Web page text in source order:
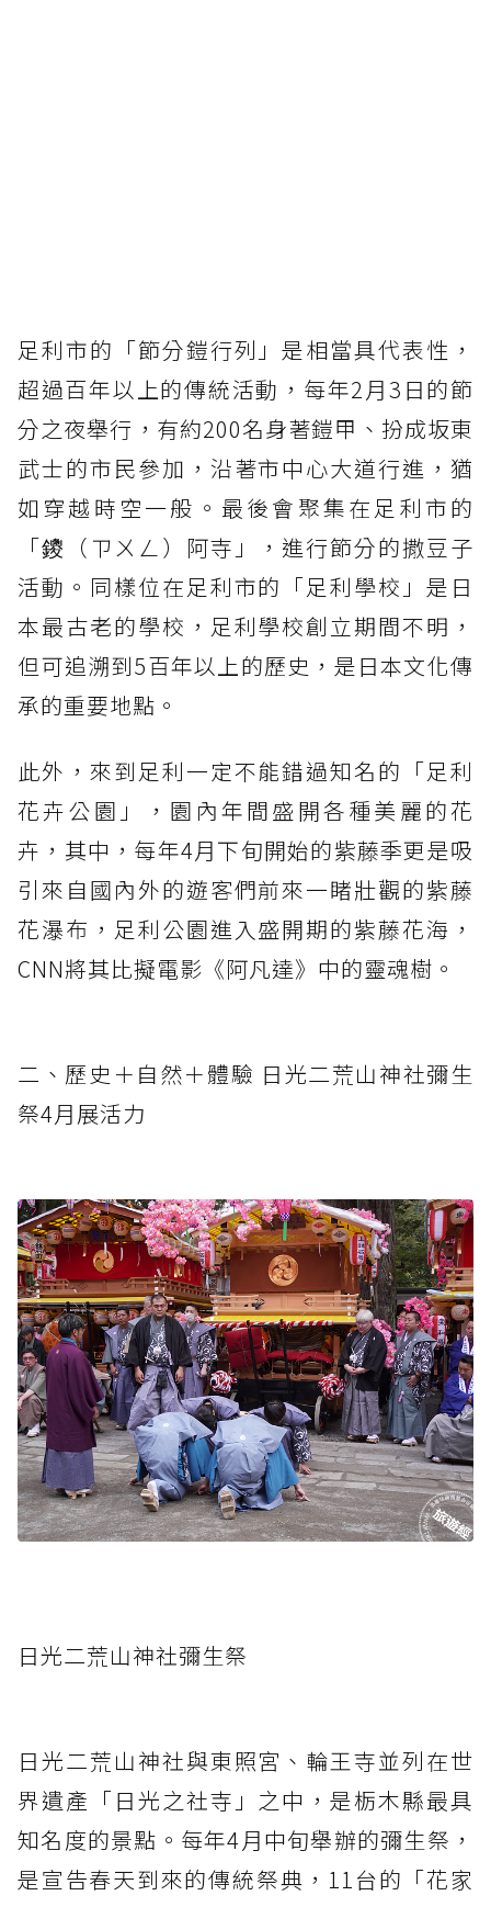
足利市的「節分鎧行列」是相當具代表性，
超過百年以上的傳統活動，每年2月3日的節
分之夜舉行，有約200名身著鎧甲、扮成坂東
武士的市民參加，沿著市中心大道行進，猶
如穿越時空一般。最後會聚集在足利市的
「鑁（ㄗㄨㄥ）阿寺」，進行節分的撒豆子
活動。同樣位在足利市的「足利學校」是日
本最古老的學校，足利學校創立期間不明，
但可追溯到5百年以上的歷史，是日本文化傳
承的重要地點。
此外，來到足利一定不能錯過知名的「足利
花卉公園」，園內年間盛開各種美麗的花
卉，其中，每年4月下旬開始的紫藤季更是吸
引來自國內外的遊客們前來一睹壯觀的紫藤
花瀑布，足利公園進入盛開期的紫藤花海，
CNN將其比擬電影《阿凡達》中的靈魂樹。
二、歷史＋自然＋體驗 日光二荒山神社彌生
祭4月展活力
日光二荒山神社彌生祭
日光二荒山神社與東照宮、輪王寺並列在世
界遺產「日光之社寺」之中，是栃木縣最具
知名度的景點。每年4月中旬舉辦的彌生祭，
是宣告春天到來的傳統祭典，11台的「花家